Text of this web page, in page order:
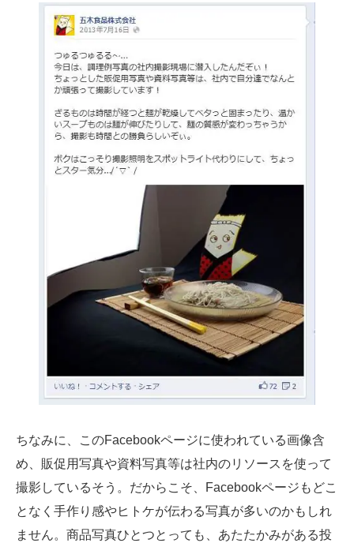
ちなみに、このFacebookページに使われている画像含
め、販促用写真や資料写真等は社内のリソースを使って
撮影しているそう。だからこそ、Facebookページもどこ
となく手作り感やヒトケが伝わる写真が多いのかもしれ
ません。商品写真ひとつとっても、あたたかみがある投